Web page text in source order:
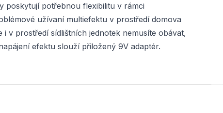
poskytují potřebnou flexibilitu v rámci
užívaní multiefektu v prostředí domova
v prostředí sídlištních jednotek nemusíte obávat,
efektu slouží přiložený 9V adaptér.